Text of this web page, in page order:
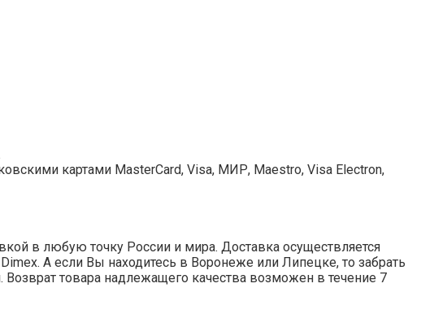
картами MasterCard, Visa, МИР, Maestro, Visa Electron,
в любую точку России и мира. Доставка осуществляется
А если Вы находитесь в Воронеже или Липецке, то забрать
товара надлежащего качества возможен в течение 7